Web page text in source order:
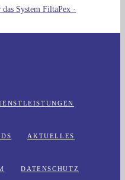
System FiltaPex ·
AKTUELLES
DATENSCHUTZ